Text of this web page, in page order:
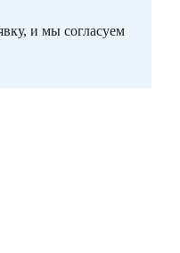
и мы согласуем